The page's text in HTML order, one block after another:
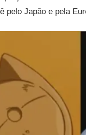
pelo Japão e pela